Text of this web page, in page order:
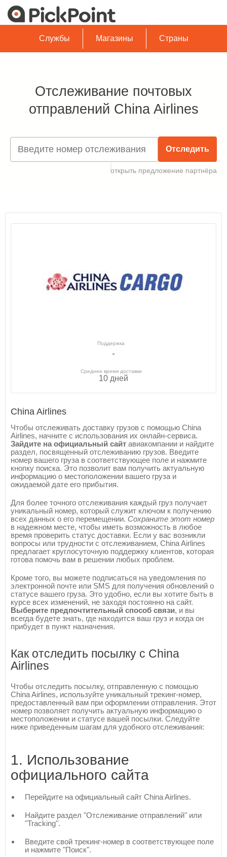
Службы Магазины Страны
Отслеживание почтовых
отправлений China Airlines
Отследить
открыть предложение партнёра
Поддержка
-
Среднее время доставки
10 дней
China Airlines
Чтобы отслеживать доставку грузов с помощью China
Airlines, начните с использования их онлайн-сервиса.
Зайдите на официальный сайт авиакомпании и найдите
раздел, посвященный отслеживанию грузов. Введите
номер вашего груза в соответствующее поле и нажмите
кнопку поиска. Это позволит вам получить актуальную
информацию о местоположении вашего груза и
ожидаемой дате его прибытия.
Для более точного отслеживания каждый груз получает
уникальный номер, который служит ключом к получению
всех данных о его перемещении. Сохраните этот номер
в надежном месте, чтобы иметь возможность в любое
время проверить статус доставки. Если у вас возникли
вопросы или трудности с отслеживанием, China Airlines
предлагает круглосуточную поддержку клиентов, которая
готова помочь вам в решении любых проблем.
Кроме того, вы можете подписаться на уведомления по
электронной почте или SMS для получения обновлений о
статусе вашего груза. Это удобно, если вы хотите быть в
курсе всех изменений, не заходя постоянно на сайт.
Выберите предпочтительный способ связи, и вы
всегда будете знать, где находится ваш груз и когда он
прибудет в пункт назначения.
Как отследить посылку с China
Airlines
Чтобы отследить посылку, отправленную с помощью
China Airlines, используйте уникальный трекинг-номер,
предоставленный вам при оформлении отправления. Этот
номер позволяет получить актуальную информацию о
местоположении и статусе вашей посылки. Следуйте
ниже приведенным шагам для удобного отслеживания:
1. Использование
официального сайта
Перейдите на официальный сайт China Airlines.
Найдите раздел "Отслеживание отправлений" или
"Tracking".
Введите свой трекинг-номер в соответствующее поле
и нажмите "Поиск".